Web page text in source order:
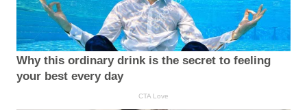
Why this ordinary drink is the secret to feeling
your best every day
CTA Love